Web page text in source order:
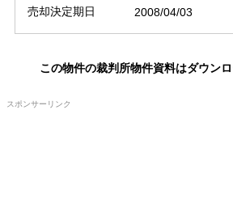
売却決定期日 2008/04/03
この物件の裁判所物件資料はダウンロ
スポンサーリンク